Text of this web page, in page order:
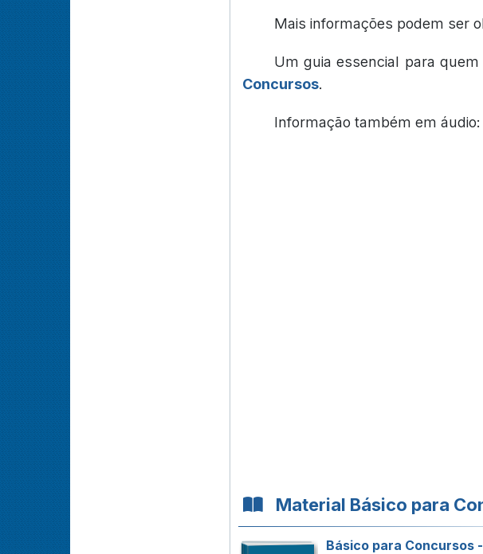
Mais informações podem ser
Um guia essencial para
Concursos.
Informação também em
Material Básico para
Básico para Concursos